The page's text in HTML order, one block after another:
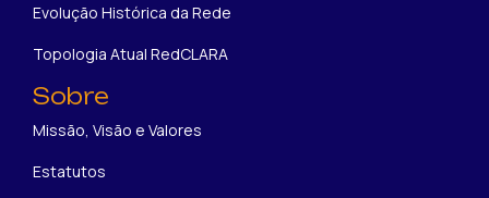
Evolução Histórica da Rede
Topologia Atual RedCLARA
Sobre
Missão, Visão e Valores
Estatutos